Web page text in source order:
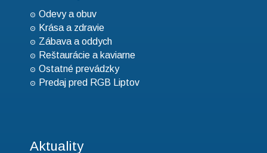
Odevy a obuv
Krása a zdravie
Zábava a oddych
Reštaurácie a kaviarne
Ostatné prevádzky
Predaj pred RGB Liptov
Aktuality